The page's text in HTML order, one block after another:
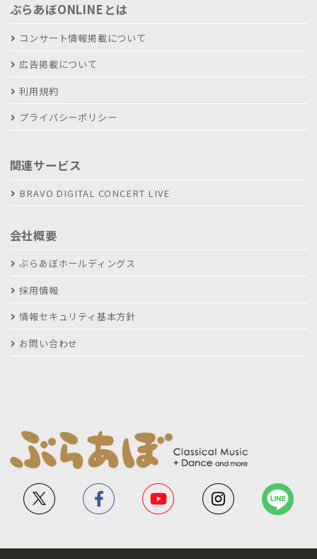
ぶらあぼONLINEとは
コンサート情報掲載について
広告掲載について
利用規約
プライバシーポリシー
関連サービス
BRAVO DIGITAL CONCERT LIVE
会社概要
ぶらあぼホールディングス
採用情報
情報セキュリティ基本方針
お問い合わせ